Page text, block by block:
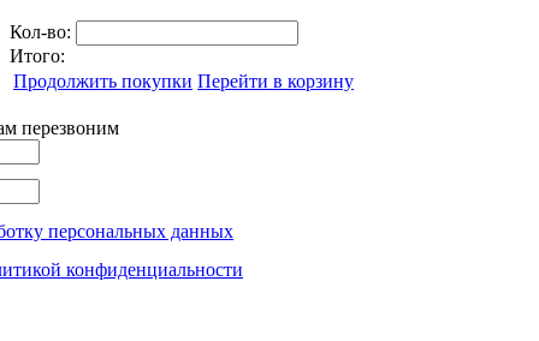
Кол-во:
Итого:
Продолжить покупки Перейти в корзину
перезвоним
персональных данных
конфиденциальности